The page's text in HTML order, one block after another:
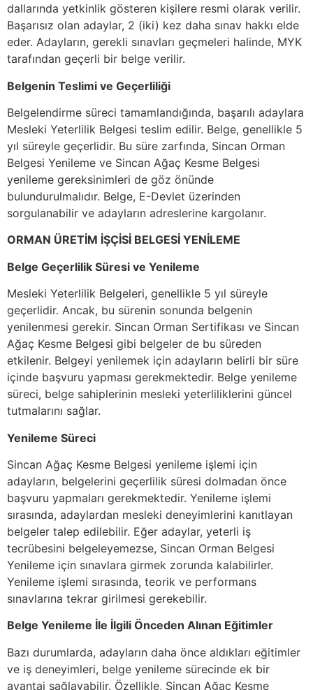
dallarında yetkinlik gösteren kişilere resmi olarak verilir.
Başarısız olan adaylar, 2 (iki) kez daha sınav hakkı elde
eder. Adayların, gerekli sınavları geçmeleri halinde, MYK
tarafından geçerli bir belge verilir.
Belgenin Teslimi ve Geçerliliği
Belgelendirme süreci tamamlandığında, başarılı adaylara
Mesleki Yeterlilik Belgesi teslim edilir. Belge, genellikle 5
yıl süreyle geçerlidir. Bu süre zarfında, Sincan Orman
Belgesi Yenileme ve Sincan Ağaç Kesme Belgesi
yenileme gereksinimleri de göz önünde
bulundurulmalıdır. Belge, E-Devlet üzerinden
sorgulanabilir ve adayların adreslerine kargolanır.
ORMAN ÜRETİM İŞÇİSİ BELGESİ YENİLEME
Belge Geçerlilik Süresi ve Yenileme
Mesleki Yeterlilik Belgeleri, genellikle 5 yıl süreyle
geçerlidir. Ancak, bu sürenin sonunda belgenin
yenilenmesi gerekir. Sincan Orman Sertifikası ve Sincan
Ağaç Kesme Belgesi gibi belgeler de bu süreden
etkilenir. Belgeyi yenilemek için adayların belirli bir süre
içinde başvuru yapması gerekmektedir. Belge yenileme
süreci, belge sahiplerinin mesleki yeterliliklerini güncel
tutmalarını sağlar.
Yenileme Süreci
Sincan Ağaç Kesme Belgesi yenileme işlemi için
adayların, belgelerini geçerlilik süresi dolmadan önce
başvuru yapmaları gerekmektedir. Yenileme işlemi
sırasında, adaylardan mesleki deneyimlerini kanıtlayan
belgeler talep edilebilir. Eğer adaylar, yeterli iş
tecrübesini belgeleyemezse, Sincan Orman Belgesi
Yenileme için sınavlara girmek zorunda kalabilirler.
Yenileme işlemi sırasında, teorik ve performans
sınavlarına tekrar girilmesi gerekebilir.
Belge Yenileme İle İlgili Önceden Alınan Eğitimler
Bazı durumlarda, adayların daha önce aldıkları eğitimler
ve iş deneyimleri, belge yenileme sürecinde ek bir
avantaj sağlayabilir. Özellikle, Sincan Ağaç Kesme